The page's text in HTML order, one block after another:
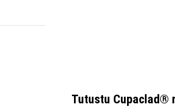
Tutustu Cupaclad®